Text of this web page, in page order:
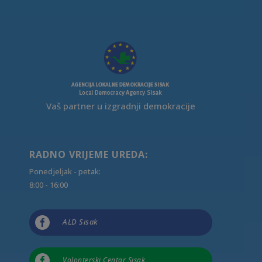
Vaš partner u izgradnji demokracije
RADNO VRIJEME UREDA:
Ponedjeljak - petak:
8:00 - 16:00
 ALD Sisak
Volonterski Centar Sisak